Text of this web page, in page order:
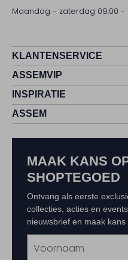
Maandag - zaterdag 09:00 -
KLANTENSERVICE
ASSEMVIP
INSPIRATIE
ASSEM
MAAK KANS
SHOPTEGOED
Ontvang als eerste
collecties, acties en
nieuwsbrief en maak